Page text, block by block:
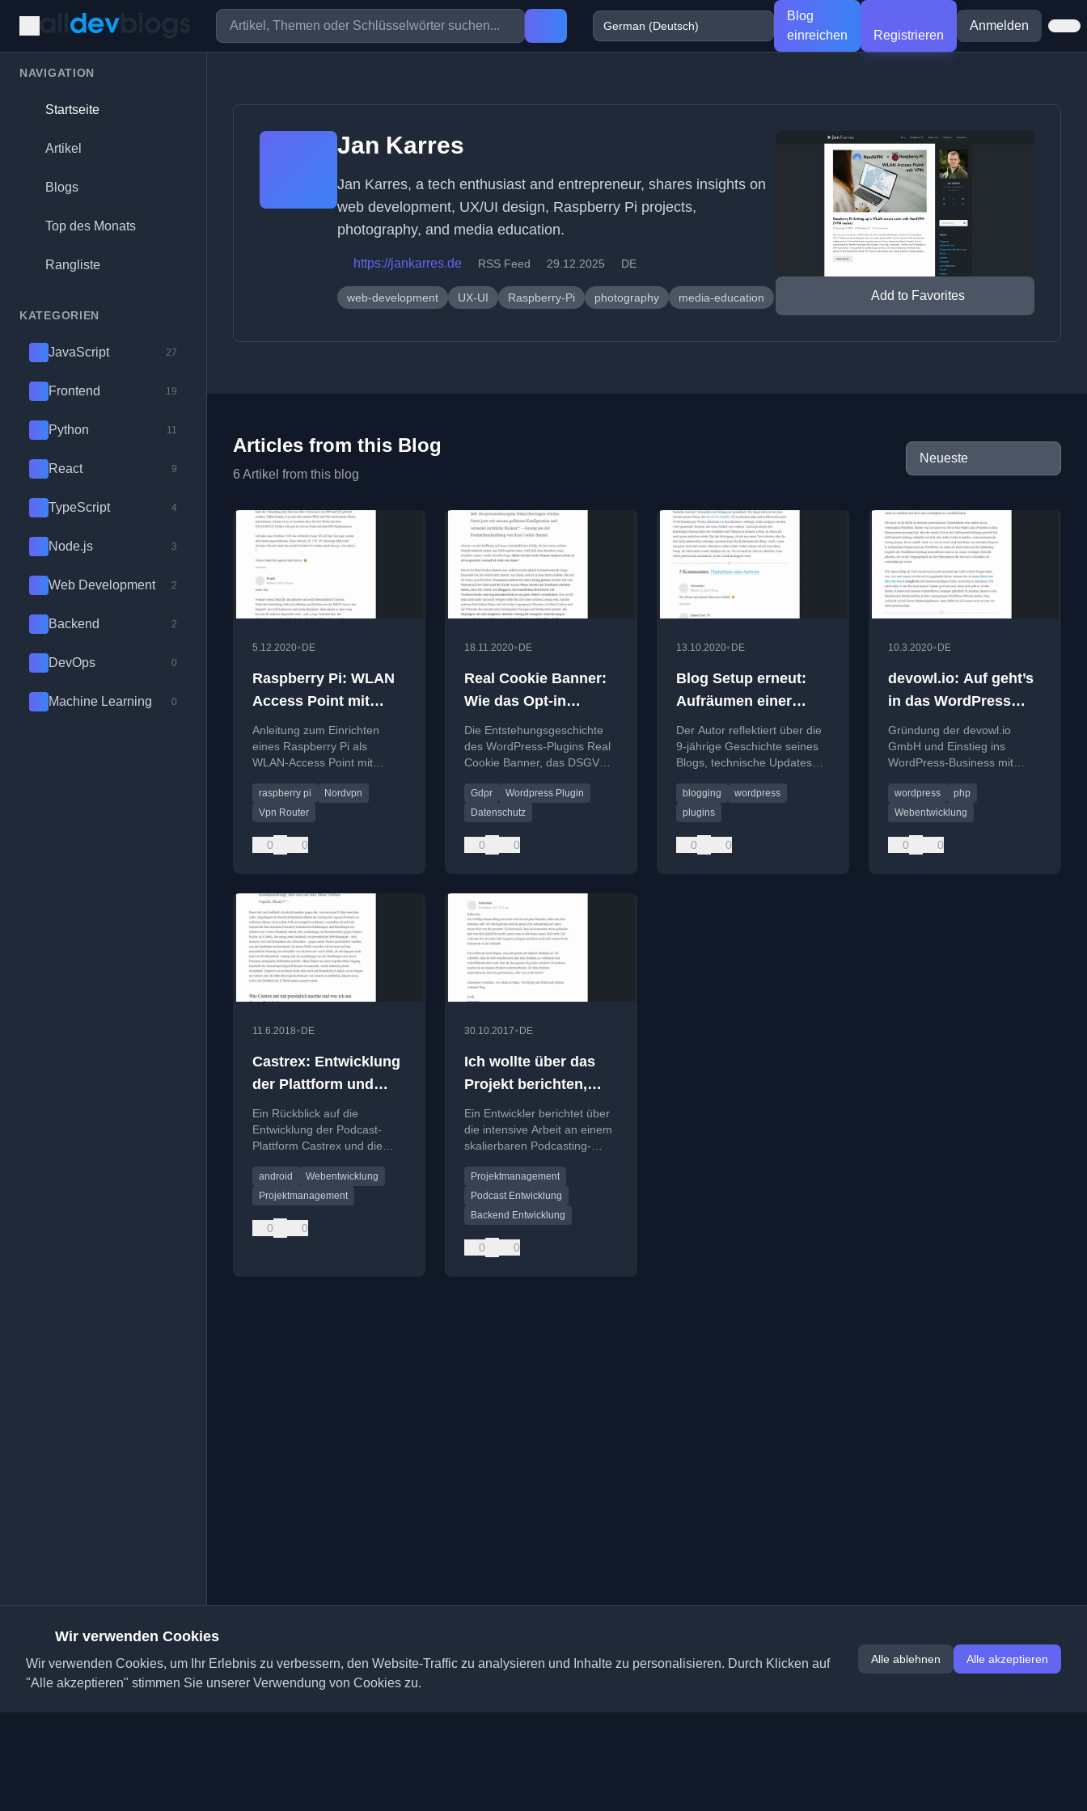
Blog
einreichen
Registrieren
Anmelden
NAVIGATION
Startseite
Artikel
Blogs
Top des Monats
Rangliste
KATEGORIEN
JavaScript 27
Frontend 19
Python 11
React 9
TypeScript 4
Node.js 3
Web Development 2
Backend 2
DevOps 0
Machine Learning 0
Jan Karres
Jan Karres, a tech enthusiast and entrepreneur, shares insights on
web development, UX/UI design, Raspberry Pi projects,
photography, and media education.
https://jankarres.de RSS Feed 29.12.2025 DE
web-development UX-UI Raspberry-Pi photography media-education Add to Favorites
Articles from this Blog
6 Artikel from this blog
5.12.2020• DE
Raspberry Pi: WLAN
Access Point mit
NordVPN (VPN
Router) einrichten
Anleitung zum Einrichten
eines Raspberry Pi als
WLAN-Access Point mit
Verbindung für einen sicheren
VPN-Router.
raspberry pi
Nordvpn
Vpn Router
0 0
18.11.2020• DE
Real Cookie Banner:
Wie das Opt-in
Cookie Banner für
WordPress entstand
Die Entstehungsgeschichte
des WordPress-Plugins Real
Cookie Banner, das DSGVO-
Banner ermöglicht.
Gdpr
Wordpress Plugin
Datenschutz
0 0
13.10.2020• DE
Blog Setup erneut:
Aufräumen einer
kleinen Historie
Der Autor reflektiert über die
9-jährige Geschichte seines
Blogs, technische Updates
Änderungen wie die DSGVO.
blogging
wordpress
plugins
0 0
10.3.2020• DE
devowl.io: Auf geht’s
in das WordPress
Business!
Gründung der devowl.io
GmbH und Einstieg ins
WordPress-Business mit
und -Verkauf.
wordpress
php
Webentwicklung
0 0
11.6.2018• DE
Castrex: Entwicklung
der Plattform und
Einstellung der
Weiterentwicklung
Ein Rückblick auf die
Entwicklung der Podcast-
Plattform Castrex und die
des Projekts.
android
Webentwicklung
Projektmanagement
0 0
30.10.2017• DE
Ich wollte über das
Projekt berichten,
doch dann…
Ein Entwickler berichtet über
die intensive Arbeit an einem
skalierbaren Podcasting-
Frontend und
Geschäftsaufbau umfasst.
Projektmanagement
Podcast Entwicklung
Backend Entwicklung
0 0
Wir verwenden Cookies
Wir verwenden Cookies, um Ihr Erlebnis zu verbessern, den Website-Traffic zu analysieren und Inhalte zu personalisieren. Durch Klicken auf
"Alle akzeptieren" stimmen Sie unserer Verwendung von Cookies zu.
Alle ablehnen Alle akzeptieren